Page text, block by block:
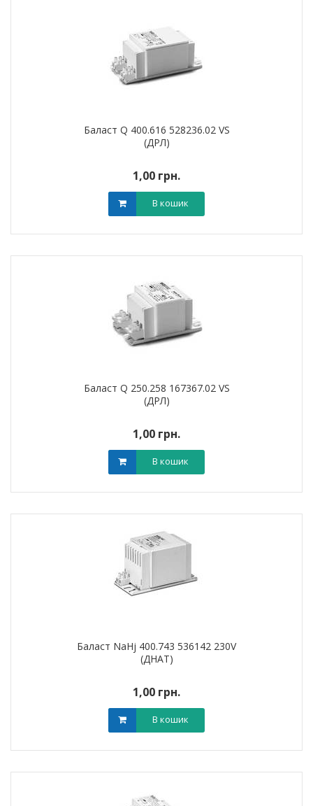
Баласт Q 400.616 528236.02 VS
(ДРЛ)
1,00 грн.
В кошик
Баласт Q 250.258 167367.02 VS
(ДРЛ)
1,00 грн.
В кошик
Баласт NaHj 400.743 536142 230V
(ДНАТ)
1,00 грн.
В кошик